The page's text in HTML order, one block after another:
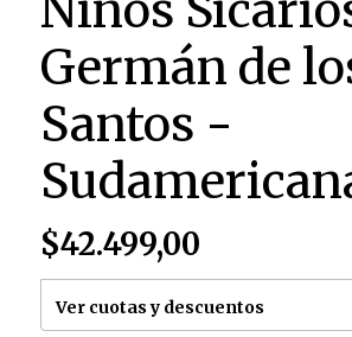
Germán de
Santos -
$42.499,00
Ver cuotas y descuentos